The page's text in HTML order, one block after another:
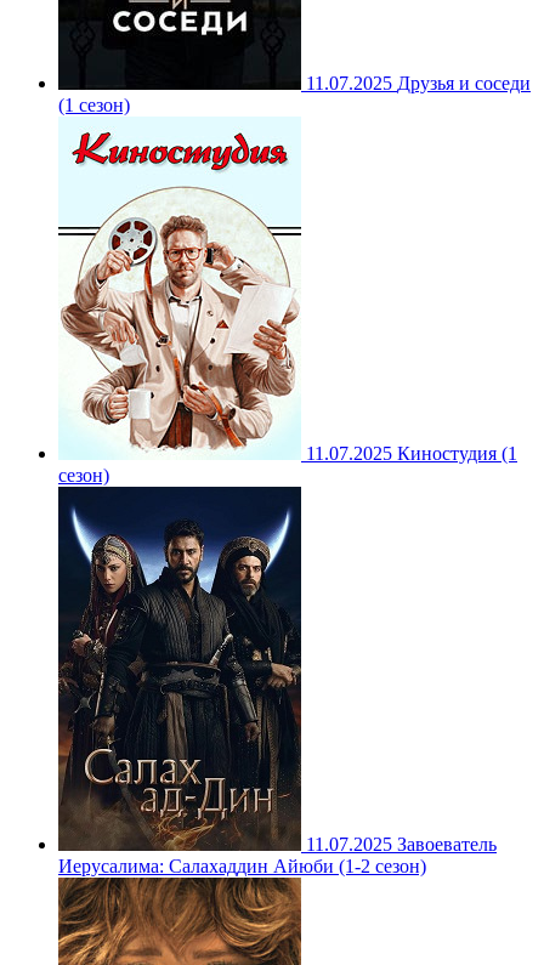
11.07.2025 Друзья и соседи
(1 сезон)
11.07.2025 Киностудия (1
сезон)
11.07.2025 Завоеватель
Иерусалима: Салахаддин Айюби (1-2 сезон)